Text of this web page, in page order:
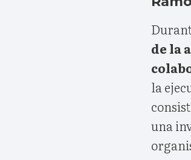
de la
la
una